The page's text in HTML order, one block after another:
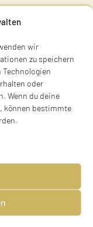
wir
zu speichern
Technologien
oder
Wenn du deine
können bestimmte